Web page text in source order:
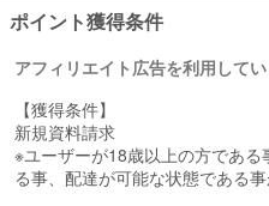
ポイント獲得条件
アフィリエイト広告を利用して
【獲得条件】
新規資料請求
※ユーザーが18歳以上の方であ
る事、配達が可能な状態である事